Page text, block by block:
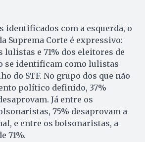
identificados com a esquerda, o
Suprema Corte é expressivo:
lulistas e 71% dos eleitores de
se identificam como lulistas
do STF. No grupo dos que não
político definido, 37%
Já entre os
75% desaprovam a
e entre os bolsonaristas, a
71%.